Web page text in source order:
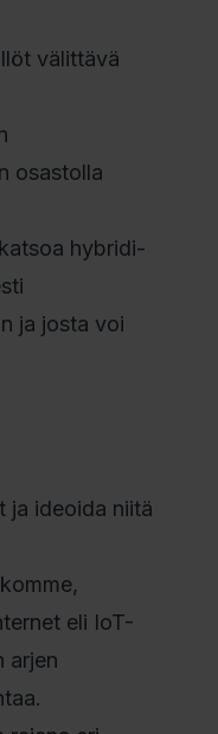
välittävä
osastolla
hybridi-
ja josta voi
ja ideoida niitä
eli IoT-
arjen